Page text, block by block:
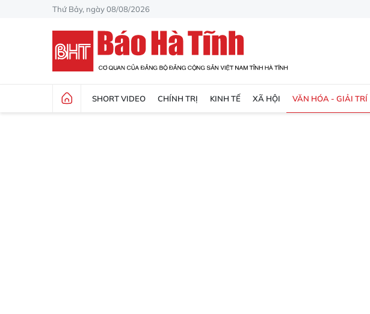
Thứ Bảy, ngày 08/08/2026
SHORT VIDEO CHÍNH TRỊ KINH TẾ XÃ HỘI VĂN HÓA - GIẢI TRÍ